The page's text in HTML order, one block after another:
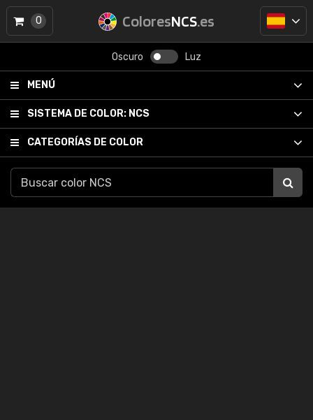
ColoresNCS.es
Oscuro Luz
MENÚ
SISTEMA DE COLOR: NCS
CATEGORÍAS DE COLOR
0